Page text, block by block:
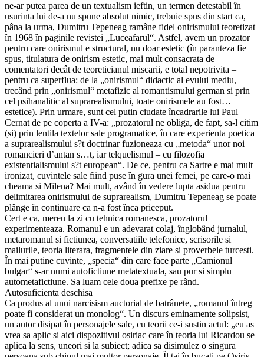
ne-ar putea parea de un textualism ieftin, un termen detestabil în
usurinta lui de-a nu spune absolut nimic, trebuie spus din start ca,
pâna la urma, Dumitru Tepeneag ramâne fidel onirismului teoretizat
în 1968 în paginile revistei „Luceafarul“. Astfel, avem un prozator
pentru care onirismul e structural, nu doar estetic (în paranteza fie
spus, titulatura de onirism estetic, mai mult consacrata de
comentatori decât de teoreticianul miscarii, e total nepotrivita –
pentru ca superflua: de la „onirismul“ didactic al evului mediu,
trecând prin „onirismul“ metafizic al romantismului german si prin
cel psihanalitic al suprarealismului, toate onirismele au fost…
estetice). Prin urmare, sunt cel putin ciudate încadrarile lui Paul
Cernat de pe coperta a IV-a: „prozatorul ne obliga, de fapt, sa-l citim
(si) prin lentila textelor sale programatice, în care experienta poetica
a suprarealismului s?t doctrinar fuzioneaza cu „metoda“ unor noi
romancieri d’antan s…t, iar telquelismul – cu filozofia
existentialismului s?t european“. De ce, pentru ca Sartre e mai mult
ironizat, cuvintele sale fiind puse în gura unei femei, pe care-o mai
cheama si Milena? Mai mult, având în vedere lupta asidua pentru
delimitarea onirismului de suprarealism, Dumitru Tepeneag se poate
plânge în continuare ca n-a fost înca priceput.
Cert e ca, mereu la zi cu tehnica romanesca, prozatorul
experimenteaza. Romanul e un adevarat colaj, înglobând jurnalul,
metaromanul si fictiunea, conversatiile telefonice, scrisorile si
mailurile, teoria literara, fragmentele din ziare si proverbele turcesti.
În mai putine cuvinte, „specia“ din care face parte „Camionul
bulgar“ s-ar numi autofictiune metatextuala, sau pur si simplu
autometafictiune. Sa luam cele doua prefixe pe rând.
Autosuficienta deschisa
Ca produs al unui narcisism auctorial de batrânete, „romanul întreg
poate fi considerat un monolog“. Un discurs eminamente solipsist,
un autor disipat în personajele sale, cu teorii ce-i sustin actul: „eu as
vrea sa aplic si aici dispozitivul osiriac care în teoria lui Ricardou se
aplica la sens, uneori si la subiect; adica sa disimulez o singura